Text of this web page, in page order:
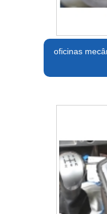
oficinas